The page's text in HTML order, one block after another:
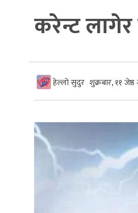
करेन्ट
हेल्लो सुदुर शुक्रबार, ११